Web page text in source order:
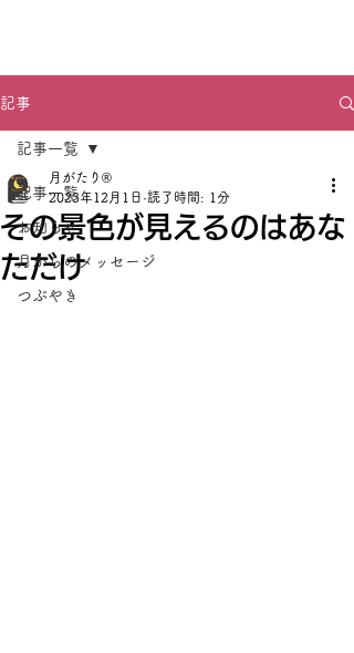
記事
記事一覧
お知らせ
月からのメッセージ
つぶやき
記事一覧
その景色が見えるのはあな
ただけ
月がたり®
2023年12月1日 読了時間: 1分